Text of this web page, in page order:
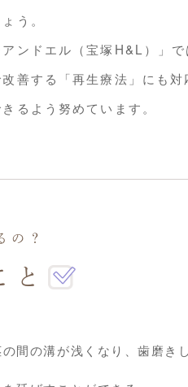
う。
ンドエル（宝塚H&L）」
善する「再生療法」にも
るよう努めています。
の？
と
間の溝が浅くなり、歯磨き